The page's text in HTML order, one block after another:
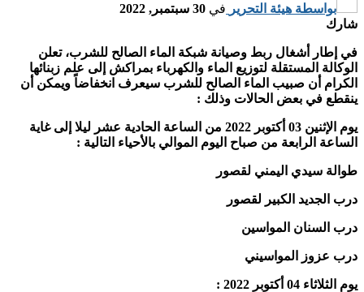
بواسطة هيئة التحرير في 30 سبتمبر, 2022
شارك
في إطار أشغال ربط وصيانة شبكة الماء الصالح للشرب، تعلن
الوكالة المستقلة لتوزيع الماء والكهرباء بمراكش إلى علم زبنائها
الكرام أن صبيب الماء الصالح للشرب سيعرف انخفاضاً ويمكن أن
ينقطع في بعض الحالات وذلك :
يوم الإثنين 03 أكتوبر 2022 من الساعة الحادية عشر ليلا إلى غاية
الساعة الرابعة من صباح اليوم الموالي بالأحياء التالية :
طوالة سيدي اليمني لقصور
درب الجديد الكبير لقصور
درب السنان المواسين
درب عزوز المواسيني
يوم الثلاثاء 04 أكتوبر 2022 :